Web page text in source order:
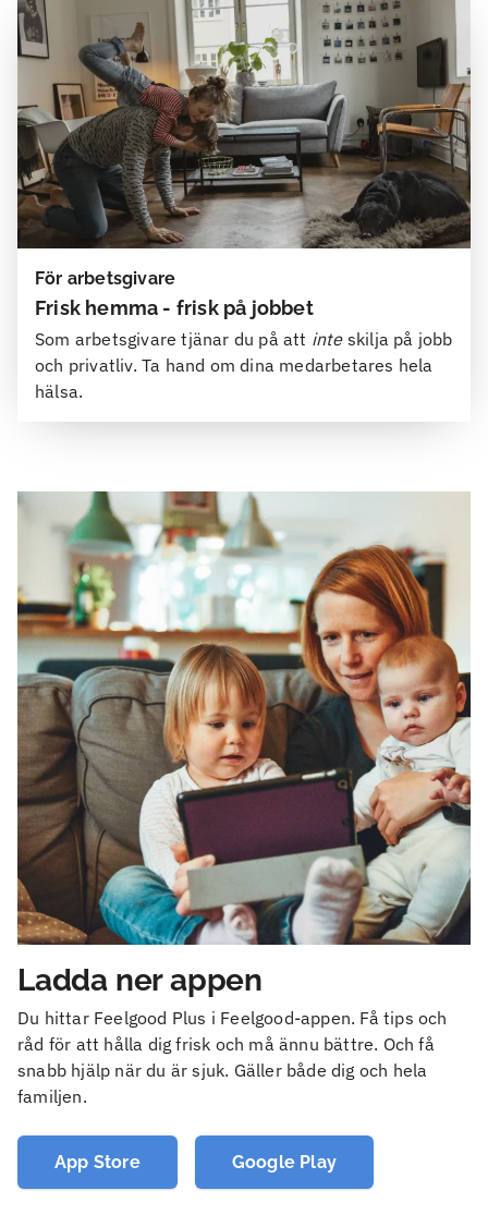
Frisk hemma - frisk på jobbet
För arbetsgivare
Som arbetsgivare tjänar du på att inte skilja på jobb
och privatliv. Ta hand om dina medarbetares hela
hälsa.
Ladda ner appen
Du hittar Feelgood Plus i Feelgood-appen. Få tips och
råd för att hålla dig frisk och må ännu bättre. Och få
snabb hjälp när du är sjuk. Gäller både dig och hela
familjen.
App Store Google Play